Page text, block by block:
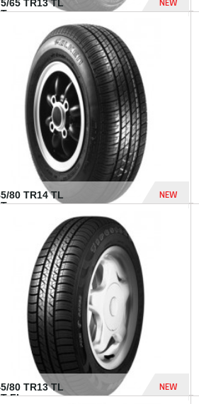
65 TR13 TL
NEW
80 TR14 TL
NEW
448 Dhs
80 TR13 TL
FI...
NEW